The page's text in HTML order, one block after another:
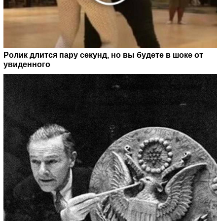
Ролик длится пару секунд, но вы будете в шоке от
увиденного